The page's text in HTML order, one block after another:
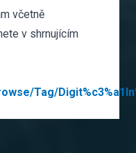
včetně
v shrnujícím
Tag/